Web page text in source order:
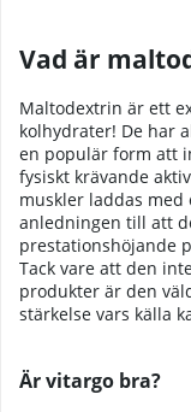
Vad är
Maltodextrin är ett
kolhydrater! De har
en populär form att
fysiskt krävande
muskler laddas
anledningen till att
prestationshöjande
Tack vare att den
produkter är den
stärkelse vars källa
Är vitargo bra?